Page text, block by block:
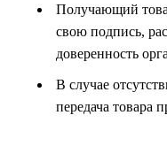
Получающий
свою подпись,
доверенность
В случае
передача товара